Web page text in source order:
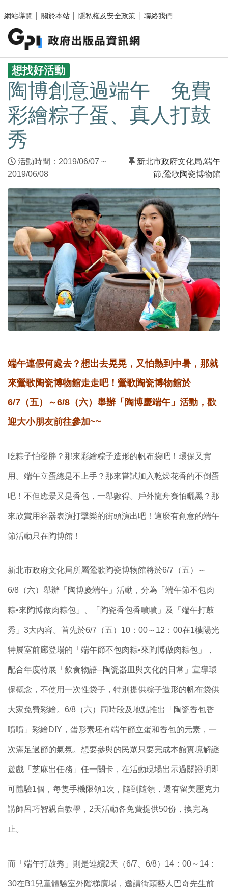
網站導覽
關於本站 隱私權及安全政策 聯絡我們
:::
想找好活動
陶博創意過端午 免費
彩繪粽子蛋、真人打鼓
秀
活動時間：2019/06/07 ~
2019/06/08
新北市政府文化局,端午
節,鶯歌陶瓷博物館
端午連假何處去？想出去晃晃，又怕熱到中暑，那就
來鶯歌陶瓷博物館走走吧！鶯歌陶瓷博物館於
6/7（五）～6/8（六）舉辦「陶博慶端午」活動，歡
迎大小朋友前往參加~~
吃粽子怕發胖？那來彩繪粽子造形的帆布袋吧！環保又實
用。端午立蛋總是不上手？那來嘗試加入乾燥花香的不倒蛋
吧！不但應景又是香包，一舉數得。戶外龍舟賽怕曬黑？那
來欣賞用容器表演打擊樂的街頭演出吧！這麼有創意的端午
節活動只在陶博館！
新北市政府文化局所屬鶯歌陶瓷博物館將於6/7（五）～
6/8（六）舉辦「陶博慶端午」活動，分為「端午節不包肉
粽•來陶博做肉粽包」、「陶瓷香包香噴噴」及「端午打鼓
秀」3大內容。首先於6/7（五）10：00～12：00在1樓陽光
特展室前廊登場的「端午節不包肉粽•來陶博做肉粽包」，
配合年度特展「飲食物語─陶瓷器皿與文化的日常」宣導環
保概念，不使用一次性袋子，特別提供粽子造形的帆布袋供
大家免費彩繪。6/8（六）同時段及地點推出「陶瓷香包香
噴噴」彩繪DIY，蛋形素坯有端午節立蛋和香包的元素，一
次滿足過節的氣氛。想要參與的民眾只要完成本館實境解謎
遊戲「芝麻出任務」任一關卡，在活動現場出示過關證明即
可體驗1個，每隻手機限領1次，隨到隨領，還有留美壓克力
講師呂巧智親自教學，2天活動各免費提供50份，換完為
止。
而「端午打鼓秀」則是連續2天（6/7、6/8）14：00～14：
30在B1兒童體驗室外階梯廣場，邀請街頭藝人巴奇先生前